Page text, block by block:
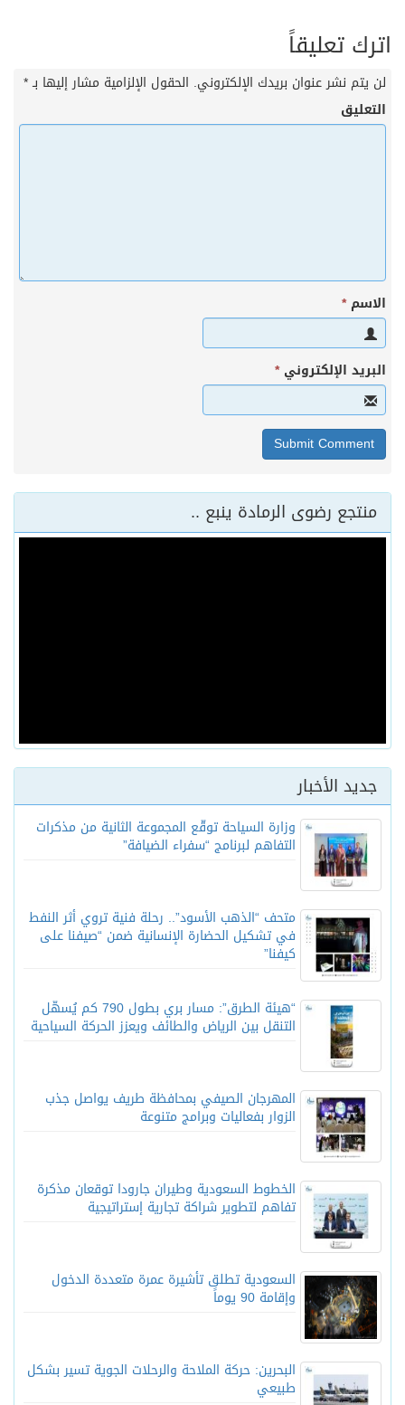
اترك تعليقاً
لن يتم نشر عنوان بريدك الإلكتروني. الحقول الإلزامية مشار إليها بـ*
التعليق
الاسم*
البريد الإلكتروني*
منتجع رضوى الرمادة ينبع ..
جديد الأخبار
وزارة السياحة توقّع المجموعة الثانية من مذكرات
التفاهم لبرنامج “سفراء الضيافة”
متحف “الذهب الأسود”.. رحلة فنية تروي أثر النفط
في تشكيل الحضارة الإنسانية ضمن “صيفنا على
كيفنا”
“هيئة الطرق”: مسار بري بطول 790 كم يُسهّل
التنقل بين الرياض والطائف ويعزز الحركة السياحية
المهرجان الصيفي بمحافظة طريف يواصل جذب
الزوار بفعاليات وبرامج متنوعة
الخطوط السعودية وطيران جارودا توقعان مذكرة
تفاهم لتطوير شراكة تجارية إستراتيجية
السعودية تطلق تأشيرة عمرة متعددة الدخول
وإقامة 90 يوماً
البحرين: حركة الملاحة والرحلات الجوية تسير بشكل
طبيعي